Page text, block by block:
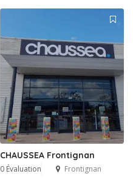
CHAUSSEA Frontignan
0 Évaluation Frontignan